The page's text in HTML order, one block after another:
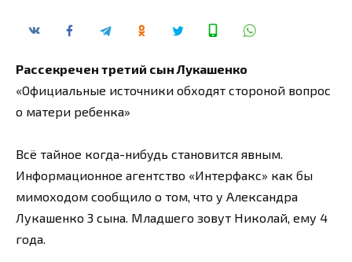
Рассекречен третий сын Лукашенко
«Официальные источники обходят стороной вопрос
о матери ребенка»
Всё тайное когда-нибудь становится явным.
Информационное агентство «Интерфакс» как бы
мимоходом сообщило о том, что у Александра
Лукашенко 3 сына. Младшего зовут Николай, ему 4
года.